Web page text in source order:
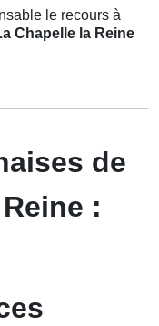
le recours à
Chapelle la Reine
de
: